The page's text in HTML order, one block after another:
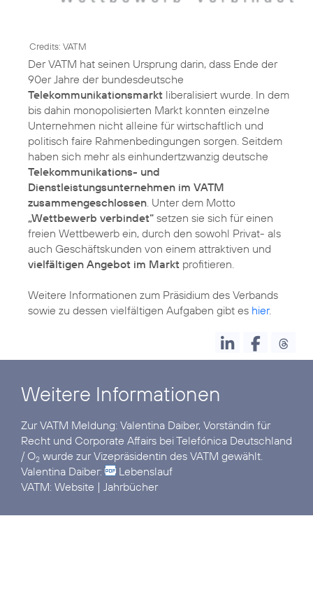
Credits: VATM
Der VATM hat seinen Ursprung darin, dass Ende der
90er Jahre der bundesdeutsche
Telekommunikationsmarkt liberalisiert wurde. In dem
bis dahin monopolisierten Markt konnten einzelne
Unternehmen nicht alleine für wirtschaftlich und
politisch faire Rahmenbedingungen sorgen. Seitdem
haben sich mehr als einhundertzwanzig deutsche
Telekommunikations- und
Dienstleistungsunternehmen im VATM
zusammengeschlossen . Unter dem Motto
„Wettbewerb verbindet“ setzen sie sich für einen
freien Wettbewerb ein, durch den sowohl Privat- als
auch Geschäftskunden von einem attraktiven und
vielfältigen Angebot im Markt profitieren.
Weitere Informationen zum Präsidium des Verbands
sowie zu dessen vielfältigen Aufgaben gibt es hier.
Weitere Informationen
Zur VATM Meldung: Valentina Daiber, Vorständin für
Recht und Corporate Affairs bei Telefónica Deutschland
/ O2 wurde zur Vizepräsidentin des VATM gewählt.
Valentina Daiber:
Lebenslauf
VATM: Website | Jahrbücher